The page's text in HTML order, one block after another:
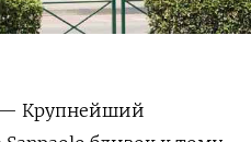
— Крупнейший